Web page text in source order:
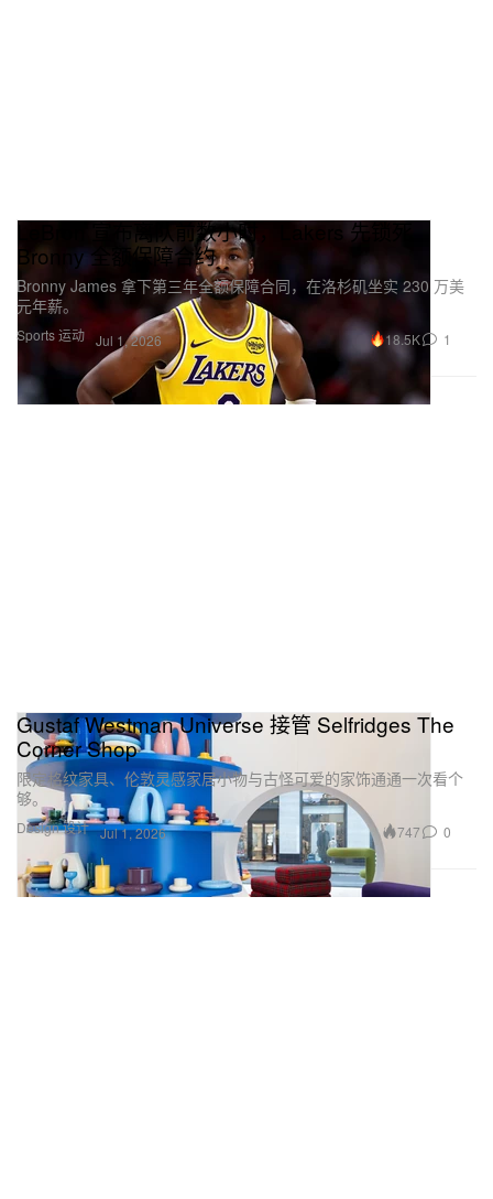
Sports 运动
LeBron 宣布离队前数小时，Lakers 先锁死
Bronny 全额保障合约
Bronny James 拿下第三年全额保障合同，在洛杉矶坐实 230 万美
元年薪。
Jul 1, 2026 18.5K 1
Design 设计
Gustaf Westman Universe 接管 Selfridges The
Corner Shop
限定格纹家具、伦敦灵感家居小物与古怪可爱的家饰通通一次看个
够。
Jul 1, 2026 747 0